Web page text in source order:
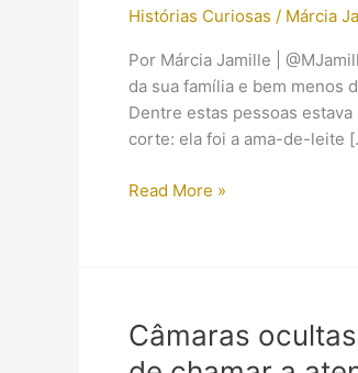
Histórias Curiosas / Márcia
Por Márcia Jamille |
da sua família e bem menos
Dentre estas pessoas
corte: ela foi a ama-de-leite
Foi
velha
de
Read More »
Câmaras